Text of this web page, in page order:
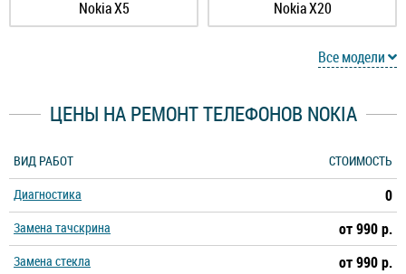
Nokia X5 Nokia X20
Nokia G50
Nokia G20 Nokia G10
Nokia C30
Nokia C20 Plus
Nokia C01 Plus Nokia 9 PureView
Все модели
ЦЕНЫ НА РЕМОНТ ТЕЛЕФОНОВ NOKIA
ВИД РАБОТ
СТОИМОСТЬ
Диагностика
0
Замена тачскрина от 990 р.
Замена стекла от 990 р.